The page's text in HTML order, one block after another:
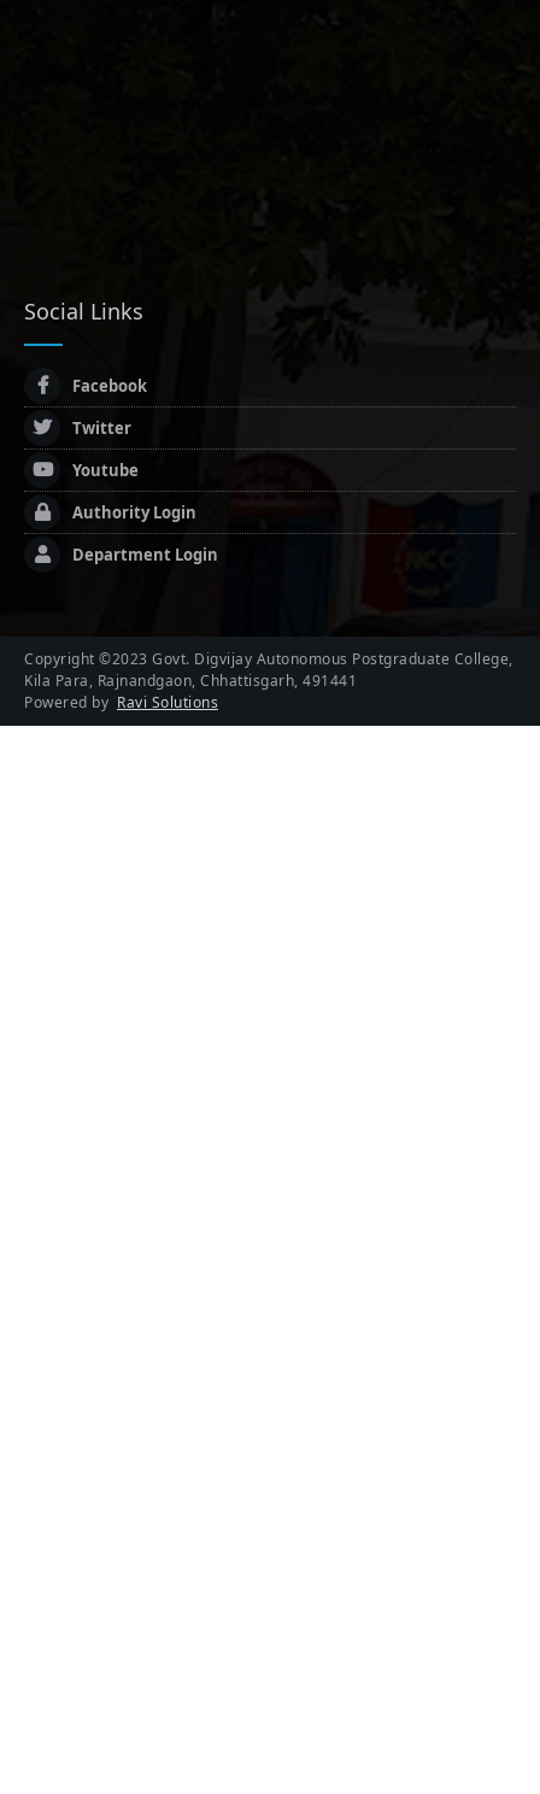
Social Links
Facebook
Twitter
Youtube
Authority Login
Department Login
Copyright ©2023 Govt. Digvijay Autonomous Postgraduate College,
Kila Para, Rajnandgaon, Chhattisgarh, 491441
Powered by Ravi Solutions